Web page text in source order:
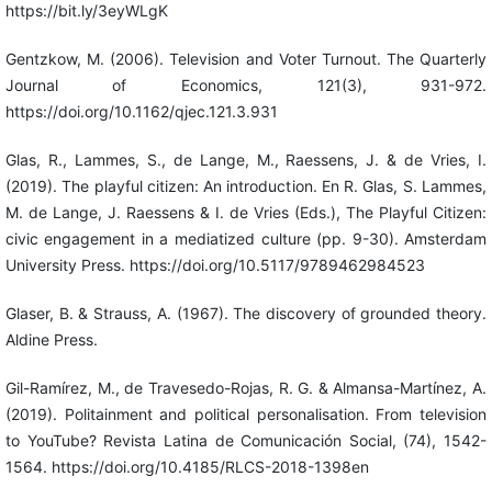
https://bit.ly/3eyWLgK
Gentzkow, M. (2006). Television and Voter Turnout. The Quarterly
Journal of Economics, 121(3), 931-972.
https://doi.org/10.1162/qjec.121.3.931
Glas, R., Lammes, S., de Lange, M., Raessens, J. & de Vries, I.
(2019). The playful citizen: An introduction. En R. Glas, S. Lammes,
M. de Lange, J. Raessens & I. de Vries (Eds.), The Playful Citizen:
civic engagement in a mediatized culture (pp. 9-30). Amsterdam
University Press. https://doi.org/10.5117/9789462984523
Glaser, B. & Strauss, A. (1967). The discovery of grounded theory.
Aldine Press.
Gil-Ramírez, M., de Travesedo-Rojas, R. G. & Almansa-Martínez, A.
(2019). Politainment and political personalisation. From television
to YouTube? Revista Latina de Comunicación Social, (74), 1542-
1564. https://doi.org/10.4185/RLCS-2018-1398en